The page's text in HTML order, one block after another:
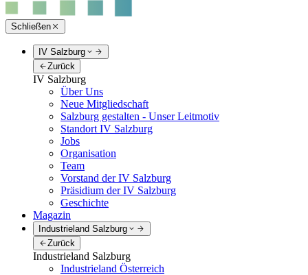
Schließen
IV Salzburg
Zurück
IV Salzburg
Über Uns
Neue Mitgliedschaft
Salzburg gestalten - Unser Leitmotiv
Standort IV Salzburg
Jobs
Organisation
Team
Vorstand der IV Salzburg
Präsidium der IV Salzburg
Geschichte
Magazin
Industrieland Salzburg
Zurück
Industrieland Salzburg
Industrieland Österreich